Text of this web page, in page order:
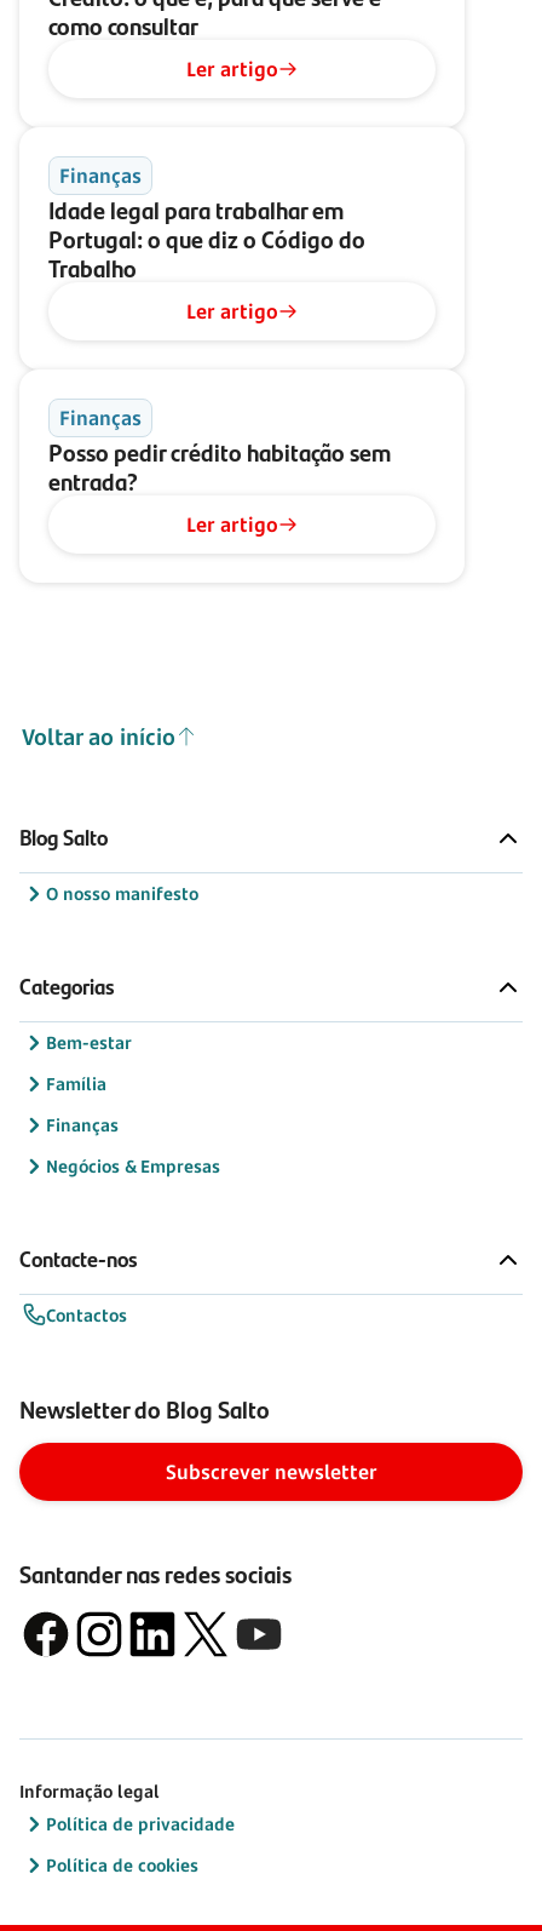
como consultar
Ler artigo
Finanças
Idade legal para trabalhar em
Portugal: o que diz o Código do
Trabalho
Ler artigo
Finanças
Posso pedir crédito habitação sem
entrada?
Ler artigo
Voltar ao início
Blog Salto
O nosso manifesto
Categorias
Bem-estar
Família
Finanças
Negócios & Empresas
Contacte-nos
Contactos
Newsletter do Blog Salto
Subscrever newsletter
Santander nas redes sociais
Informação legal
Política de privacidade
Política de cookies